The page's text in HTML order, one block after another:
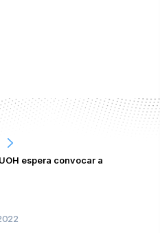
espera convocar a